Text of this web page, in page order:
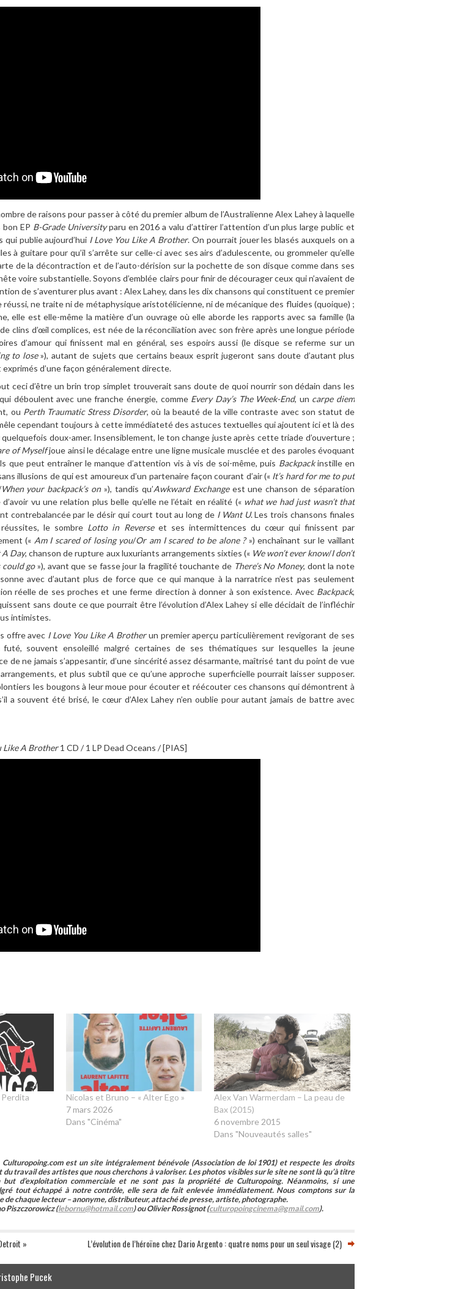
de raisons pour passer à côté du premier album de l’Australienne Alex Lahey à laquelle
EP B-Grade Universityparu en 2016 a valu d’attirer l’attention d’un plus large public et
qui publie aujourd’hui I Love You Like A Brother. On pourrait jouer les blasés auxquels on a
à guitare pour qu’il s’arrête sur celle-ci avec ses airs d’adulescente, ou grommeler qu’elle
de la décontraction et de l’auto-dérision sur la pochette de son disque comme dans ses
voire substantielle. Soyons d’emblée clairs pour finir de décourager ceux qui n’avaient de
de s’aventurer plus avant : Alex Lahey, dans les dix chansons qui constituent ce premier
réussi, ne traite ni de métaphysique aristotélicienne, ni de mécanique des fluides (quoique) ;
elle est elle-même la matière d’un ouvrage où elle aborde les rapports avec sa famille (la
clins d’œil complices, est née de la réconciliation avec son frère après une longue période
d’amour qui finissent mal en général, ses espoirs aussi (le disque se referme sur un
to lose»), autant de sujets que certains beaux esprit jugeront sans doute d’autant plus
exprimés d’une façon généralement directe.
ceci d’être un brin trop simplet trouverait sans doute de quoi nourrir son dédain dans les
déboulent avec une franche énergie, comme Every Day’s The Week-End, un carpe diem
ou Perth Traumatic Stress Disorder, où la beauté de la ville contraste avec son statut de
cependant toujours à cette immédiateté des astuces textuelles qui ajoutent ici et là des
quelquefois doux-amer. Insensiblement, le ton change juste après cette triade d’ouverture ;
of Myselfjoue ainsi le décalage entre une ligne musicale musclée et des paroles évoquant
que peut entraîner le manque d’attention vis à vis de soi-même, puis Backpackinstille en
illusions de qui est amoureux d’un partenaire façon courant d’air (« It’s hard for me to put
When your backpack’s on»), tandis qu’Awkward Exchangeest une chanson de séparation
vu une relation plus belle qu’elle ne l’était en réalité (« what we had just wasn’t that
contrebalancée par le désir qui court tout au long de I Want U. Les trois chansons finales
le sombre Lotto in Reverseet ses intermittences du cœur qui finissent par
(« Am I scared of losing you/Or am I scared to be alone ?») enchaînant sur le vaillant
A Day, chanson de rupture aux luxuriants arrangements sixties (« We won’t ever know/I don’t
could go»), avant que se fasse jour la fragilité touchante de There’s No Money, dont la note
avec d’autant plus de force que ce qui manque à la narratrice n’est pas seulement
réelle de ses proches et une ferme direction à donner à son existence. Avec Backpack,
sans doute ce que pourrait être l’évolution d’Alex Lahey si elle décidait de l’infléchir
intimistes.
offre avec I Love You Like A Brotherun premier aperçu particulièrement revigorant de ses
futé, souvent ensoleillé malgré certaines de ses thématiques sur lesquelles la jeune
de ne jamais s’appesantir, d’une sincérité assez désarmante, maîtrisé tant du point de vue
et plus subtil que ce qu’une approche superficielle pourrait laisser supposer.
les bougons à leur moue pour écouter et réécouter ces chansons qui démontrent à
a souvent été brisé, le cœur d’Alex Lahey n’en oublie pour autant jamais de battre avec
Like A Brother1 CD / 1 LP Dead Oceans / [PIAS]
Nicolas et Bruno – « Alter Ego »
7 mars 2026
Dans "Cinéma"
Alex Van Warmerdam – La peau de
Bax (2015)
6 novembre 2015
Dans "Nouveautés salles"
est un site intégralement bénévole (Association de loi 1901) et respecte les droits
du travail des artistes que nous cherchons à valoriser. Les photos visibles sur le site ne sont là qu’à titre
d’exploitation commerciale et ne sont pas la propriété de Culturopoing. Néanmoins, si une
tout échappé à notre contrôle, elle sera de fait enlevée immédiatement. Nous comptons sur la
de chaque lecteur – anonyme, distributeur, attaché de presse, artiste, photographe.
Piszczorowicz (lebornu@hotmail.com) ou Olivier Rossignot (culturopoingcinema@gmail.com).
» L’évolution de l’héroïne chez Dario Argento : quatre noms pour un seul visage (2)
Pucek